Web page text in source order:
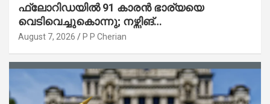
ഫ്ലോറിഡയിൽ 91 കാരൻ ഭാര്യയെ
വെടിവെച്ചുകൊന്നു; നഴ്സിങ്
ഹോമിലാക്കില്ലെന്ന് നൽകിയ വാഗ്ദാനം
August 7, 2026 P P Cherian